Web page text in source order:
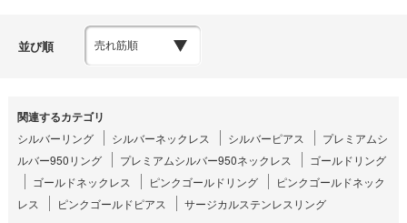
並び順
関連するカテゴリ
シルバーリング シルバーネックレス シルバーピアス
プレミアムシ
ルバー950リング
プレミアムシルバー950ネックレス
ゴールドリング
ゴールドネックレス
ピンクゴールドリング
ピンクゴールドネック
レス
ピンクゴールドピアス サージカルステンレスリング